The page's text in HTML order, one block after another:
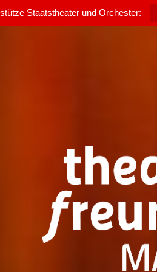
Staatstheater und Orchester: